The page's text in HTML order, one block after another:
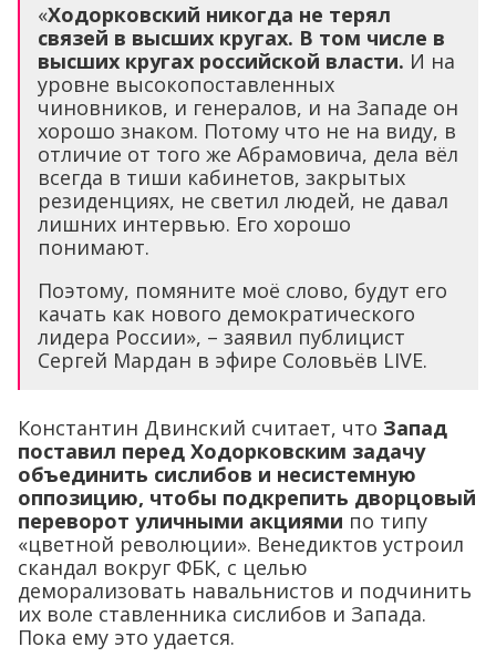
«Ходорковский никогда не терял
связей в высших кругах. В том числе в
высших кругах российской власти. И на
уровне высокопоставленных
чиновников, и генералов, и на Западе он
хорошо знаком. Потому что не на виду, в
отличие от того же Абрамовича, дела вёл
всегда в тиши кабинетов, закрытых
резиденциях, не светил людей, не давал
лишних интервью. Его хорошо
понимают.
Поэтому, помяните моё слово, будут его
качать как нового демократического
лидера России», – заявил публицист
Сергей Мардан в эфире Соловьёв LIVE.
Константин Двинский считает, что Запад
поставил перед Ходорковским задачу
объединить сислибов и несистемную
оппозицию, чтобы подкрепить дворцовый
переворот уличными акциями по типу
«цветной революции». Венедиктов устроил
скандал вокруг ФБК, с целью
деморализовать навальнистов и подчинить
их воле ставленника сислибов и Запада.
Пока ему это удается.